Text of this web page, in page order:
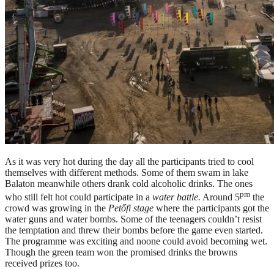
As it was very hot during the day all the participants tried to cool
themselves with different methods. Some of them swam in lake
Balaton meanwhile others drank cold alcoholic drinks. The ones
who still felt hot could participate in a water battle. Around 5pm the
crowd was growing in the Petőfi stage where the participants got the
water guns and water bombs. Some of the teenagers couldn’t resist
the temptation and threw their bombs before the game even started.
The programme was exciting and noone could avoid becoming wet.
Though the green team won the promised drinks the browns
received prizes too.